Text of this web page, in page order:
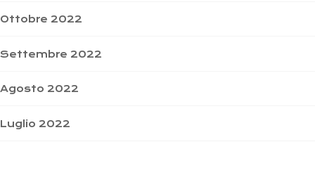
Ottobre 2022
Settembre 2022
Agosto 2022
Luglio 2022